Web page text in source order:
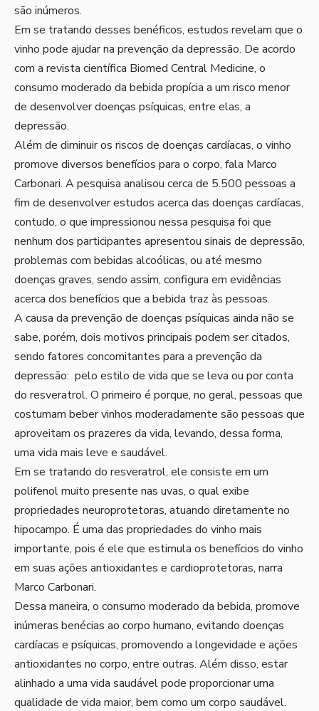
são inúmeros.
Em se tratando desses benéficos, estudos revelam que o
vinho pode ajudar na prevenção da depressão. De acordo
com a revista científica Biomed Central Medicine, o
consumo moderado da bebida propícia a um risco menor
de desenvolver doenças psíquicas, entre elas, a
depressão.
Além de diminuir os riscos de doenças cardíacas, o vinho
promove diversos benefícios para o corpo, fala Marco
Carbonari. A pesquisa analisou cerca de 5.500 pessoas a
fim de desenvolver estudos acerca das doenças cardíacas,
contudo, o que impressionou nessa pesquisa foi que
nenhum dos participantes apresentou sinais de depressão,
problemas com bebidas alcoólicas, ou até mesmo
doenças graves, sendo assim, configura em evidências
acerca dos benefícios que a bebida traz às pessoas.
A causa da prevenção de doenças psíquicas ainda não se
sabe, porém, dois motivos principais podem ser citados,
sendo fatores concomitantes para a prevenção da
depressão: pelo estilo de vida que se leva ou por conta
do resveratrol. O primeiro é porque, no geral, pessoas que
costumam beber vinhos moderadamente são pessoas que
aproveitam os prazeres da vida, levando, dessa forma,
uma vida mais leve e saudável.
Em se tratando do resveratrol, ele consiste em um
polifenol muito presente nas uvas, o qual exibe
propriedades neuroprotetoras, atuando diretamente no
hipocampo. É uma das propriedades do vinho mais
importante, pois é ele que estimula os benefícios do vinho
em suas ações antioxidantes e cardioprotetoras, narra
Marco Carbonari.
Dessa maneira, o consumo moderado da bebida, promove
inúmeras benécias ao corpo humano, evitando doenças
cardíacas e psíquicas, promovendo a longevidade e ações
antioxidantes no corpo, entre outras. Além disso, estar
alinhado a uma vida saudável pode proporcionar uma
qualidade de vida maior, bem como um corpo saudável.